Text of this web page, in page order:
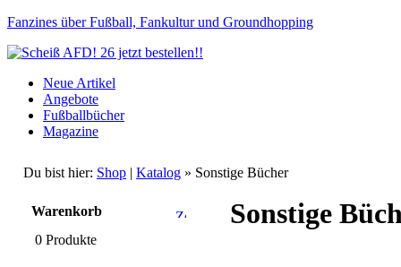
Fanzines über Fußball, Fankultur und Groundhopping
Neue Artikel
Angebote
Fußballbücher
Magazine
Du bist hier: Shop | Katalog » Sonstige Bücher
Warenkorb
0 Produkte
Sonstige